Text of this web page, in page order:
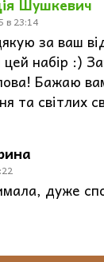
Шушкевич
в 23:14
за ваш
цей набір :)
Бажаю
та світлих
дуже